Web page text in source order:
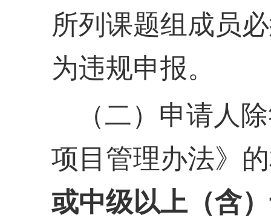
所列课题组成员
为违规申报。
（二）申请人
项目管理办法》
或中级以上（含